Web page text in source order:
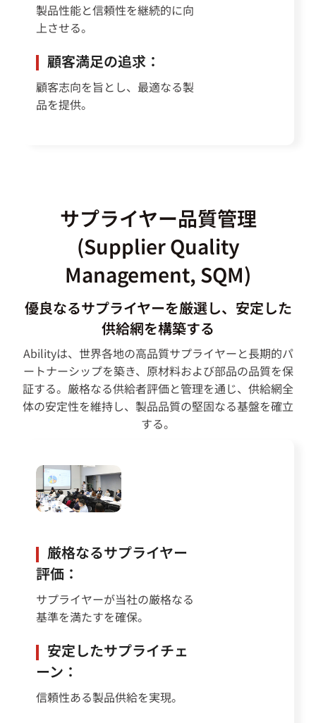
製品性能と信頼性を継続的に向
上させる。
顧客満足の追求：
顧客志向を旨とし、最適なる製
品を提供。
サプライヤー品質管理
(Supplier Quality
Management, SQM)
優良なるサプライヤーを厳選し、安定した
供給網を構築する
Abilityは、世界各地の高品質サプライヤーと長期的パ
ートナーシップを築き、原材料および部品の品質を保
証する。厳格なる供給者評価と管理を通じ、供給網全
体の安定性を維持し、製品品質の堅固なる基盤を確立
する。
厳格なるサプライヤー
評価：
サプライヤーが当社の厳格なる
基準を満たすを確保。
安定したサプライチェ
ーン：
信頼性ある製品供給を実現。